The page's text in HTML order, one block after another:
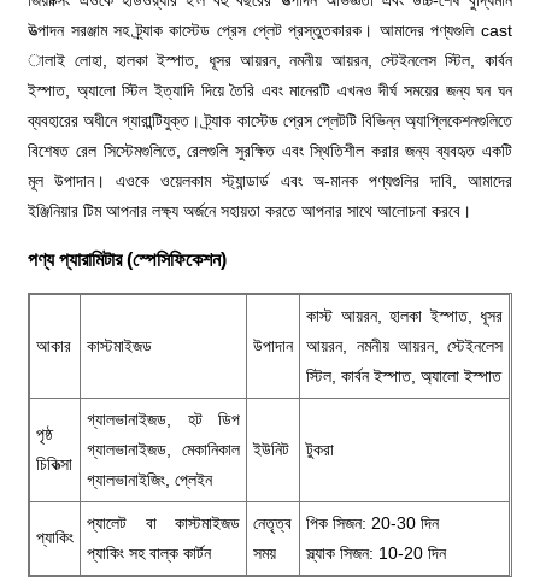
উত্পাদন সরঞ্জাম সহ ট্র্যাক কাস্টেড প্রেস প্লেট প্রস্তুতকারক। আমাদের পণ্যগুলি cast
ালাই লোহা, হালকা ইস্পাত, ধূসর আয়রন, নমনীয় আয়রন, স্টেইনলেস স্টিল, কার্বন
ইস্পাত, অ্যালো স্টিল ইত্যাদি দিয়ে তৈরি এবং মানেরটি এখনও দীর্ঘ সময়ের জন্য ঘন ঘন
ব্যবহারের অধীনে গ্যারান্টিযুক্ত। ট্র্যাক কাস্টেড প্রেস প্লেটটি বিভিন্ন অ্যাপ্লিকেশনগুলিতে
বিশেষত রেল সিস্টেমগুলিতে, রেলগুলি সুরক্ষিত এবং স্থিতিশীল করার জন্য ব্যবহৃত একটি
মূল উপাদান। এওকে ওয়েলকাম স্ট্যান্ডার্ড এবং অ-মানক পণ্যগুলির দাবি, আমাদের
ইঞ্জিনিয়ার টিম আপনার লক্ষ্য অর্জনে সহায়তা করতে আপনার সাথে আলোচনা করবে।
পণ্য প্যারামিটার (স্পেসিফিকেশন)
আকার কাস্টমাইজড উপাদান
কাস্ট আয়রন, হালকা ইস্পাত, ধূসর
আয়রন, নমনীয় আয়রন, স্টেইনলেস
স্টিল, কার্বন ইস্পাত, অ্যালো ইস্পাত
পৃষ্ঠ
চিকিত্সা
গ্যালভানাইজড, হট ডিপ
গ্যালভানাইজড, মেকানিকাল
গ্যালভানাইজিং, প্লেইন
ইউনিট টুকরা
প্যাকিং
প্যালেট বা কাস্টমাইজড
প্যাকিং সহ বাল্ক কার্টন
নেতৃত্ব
সময়
পিক সিজন: 20-30 দিন
স্ল্যাক সিজন: 10-20 দিন